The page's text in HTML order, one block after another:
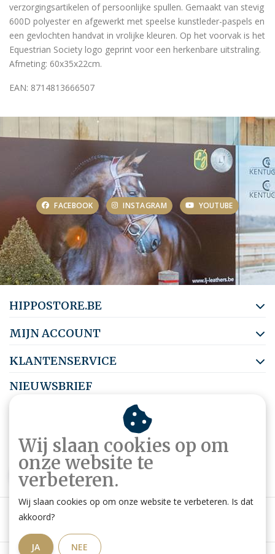
verzorgingsartikelen of persoonlijke spullen. Gemaakt van stevig
600D polyester en afgewerkt met speelse kunstleder-paspels en
een gevlochten handvat in vrolijke kleuren. Op het voorvak is het
Equestrian Society logo geprint voor een herkenbare uitstraling.
Afmeting: 60x35x22cm.
EAN: 8714813666507
FACEBOOK INSTAGRAM YOUTUBE
HIPPOSTORE.BE
MIJN ACCOUNT
KLANTENSERVICE
NIEUWSBRIEF
Abonneer je op onze nieuwsbrief om op de hoogte te blijven.
ABONNEER
Wij slaan cookies op om
onze website te
verbeteren.
Wij slaan cookies op om onze website te verbeteren. Is dat
akkoord?
JA NEE